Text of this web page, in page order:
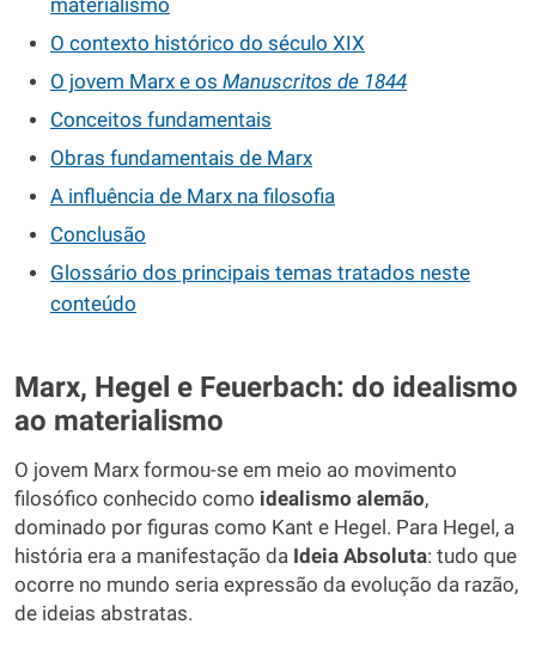
materialismo
O contexto histórico do século XIX
O jovem Marx e os Manuscritos de 1844
Conceitos fundamentais
Obras fundamentais de Marx
A influência de Marx na filosofia
Conclusão
Glossário dos principais temas tratados neste
conteúdo
Marx, Hegel e Feuerbach: do idealismo
ao materialismo
O jovem Marx formou-se em meio ao movimento
filosófico conhecido como idealismo alemão,
dominado por figuras como Kant e Hegel. Para Hegel, a
história era a manifestação da Ideia Absoluta: tudo que
ocorre no mundo seria expressão da evolução da razão,
de ideias abstratas.